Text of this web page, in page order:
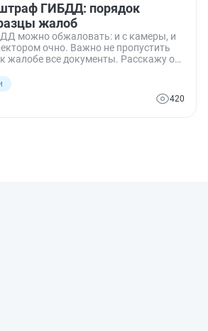
ГИБДД: порядок
жалоб
можно обжаловать: и с камеры, и
очно. Важно не пропустить
жалобе все документы. Расскажу о
420